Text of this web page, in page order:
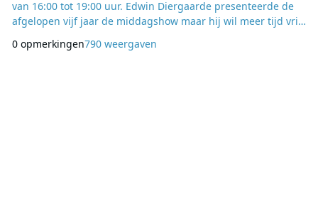
van 16:00 tot 19:00 uur. Edwin Diergaarde presenteerde de
afgelopen vijf jaar de middagshow maar hij wil meer tijd vrij
uiteraard jammer dat Edwin minder radio uren wil maken
0 opmerkingen790 weergaven